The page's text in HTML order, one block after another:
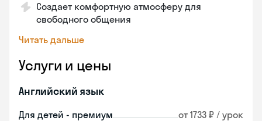
Создает комфортную атмосферу для
свободного общения
Читать дальше
Услуги и цены
Английский язык
Для детей - премиум от 1733 ₽ / урок